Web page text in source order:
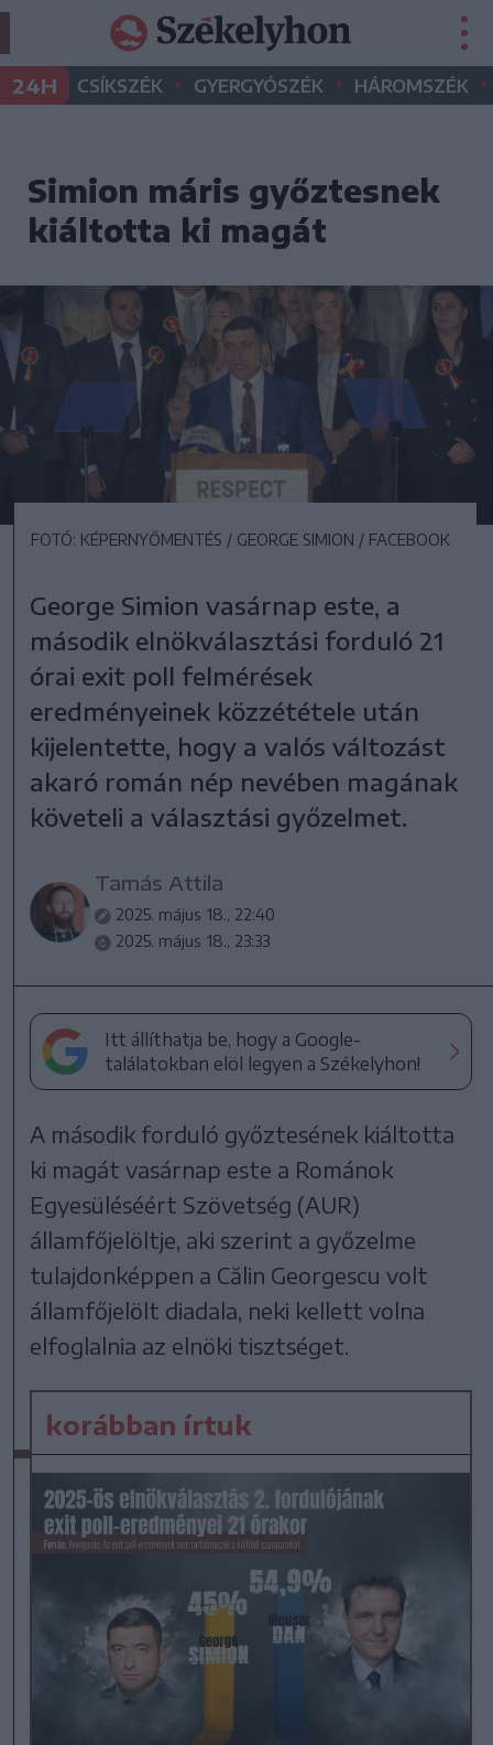
24H CSÍKSZÉK • GYERGYÓSZÉK • HÁROMSZÉK •
Simion máris győztesnek
kiáltotta ki magát
FOTÓ: KÉPERNYŐMENTÉS / GEORGE SIMION / FACEBOOK
George Simion vasárnap este, a
második elnökválasztási forduló 21
órai exit poll felmérések
eredményeinek közzététele után
kijelentette, hogy a valós változást
akaró román nép nevében magának
követeli a választási győzelmet.
Tamás Attila
2025. május 18., 22:40
2025. május 18., 23:33
Itt állíthatja be, hogy a Google-
találatokban elöl legyen a Székelyhon!
A második forduló győztesének kiáltotta
ki magát vasárnap este a Románok
Egyesüléséért Szövetség (AUR)
államfőjelöltje, aki szerint a győzelme
tulajdonképpen a Călin Georgescu volt
államfőjelölt diadala, neki kellett volna
elfoglalnia az elnöki tisztséget.
korábban írtuk